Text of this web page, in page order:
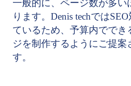
一般的に、ページ数が多い
ります。 Denis techでは
ているため、予算内ででき
ジを制作するようにご提案
す。